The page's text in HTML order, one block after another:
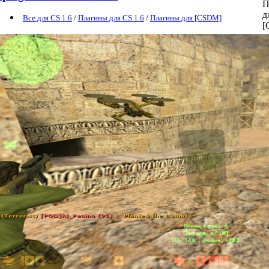
Все для CS 1.6 / Плагины для CS 1.6 / Плагины для [CSDM]